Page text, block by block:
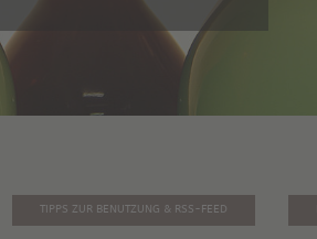
TIPPS ZUR BENUTZUNG & RSS-FEED